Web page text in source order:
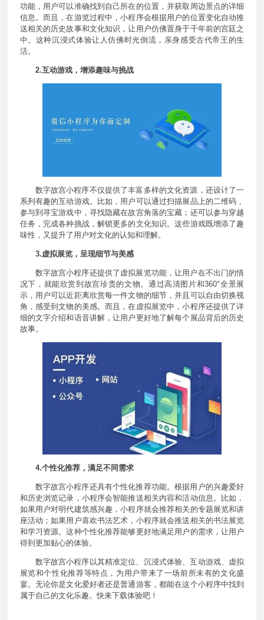
功能，用户可以准确找到自己所在的位置，并获取周边景点的详细
信息。而且，在游览过程中，小程序会根据用户的位置变化自动推
送相关的历史故事和文化知识，让用户仿佛置身于千年前的宫廷之
中。这种沉浸式体验让人仿佛时光倒流，亲身感受古代帝王的生
活。
2.互动游戏，增添趣味与挑战
数字故宫小程序不仅提供了丰富多样的文化资源，还设计了一
系列有趣的互动游戏。比如，用户可以通过扫描展品上的二维码，
参与到寻宝游戏中，寻找隐藏在故宫角落的宝藏；还可以参与穿越
任务，完成各种挑战，解锁更多的文化知识。这些游戏既增添了趣
味性，又提升了用户对文化的认知和理解。
3.虚拟展览，呈现细节与美感
数字故宫小程序还提供了虚拟展览功能，让用户在不出门的情
况下，就能欣赏到故宫珍贵的文物。通过高清图片和360°全景展
示，用户可以近距离欣赏每一件文物的细节，并且可以自由切换视
角，感受到文物的美感。而且，在虚拟展览中，小程序还提供了详
细的文字介绍和语音讲解，让用户更好地了解每个展品背后的历史
故事。
4.个性化推荐，满足不同需求
数字故宫小程序还具有个性化推荐功能。根据用户的兴趣爱好
和历史浏览记录，小程序会智能推送相关内容和活动信息。比如，
如果用户对明代建筑感兴趣，小程序就会推荐相关的专题展览和讲
座活动；如果用户喜欢书法艺术，小程序就会推送相关的书法展览
和学习资源。这种个性化推荐能够更好地满足用户的需求，让用户
得到更加贴心的体验。
数字故宫小程序以其精准定位、沉浸式体验、互动游戏、虚拟
展览和个性化推荐等特点，为用户带来了一场前所未有的文化盛
宴。无论你是文化爱好者还是普通游客，都能在这个小程序中找到
属于自己的文化乐趣。快来下载体验吧！